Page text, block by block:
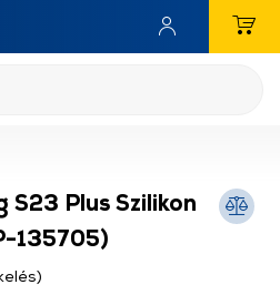
S23 Plus Szilikon
135705)